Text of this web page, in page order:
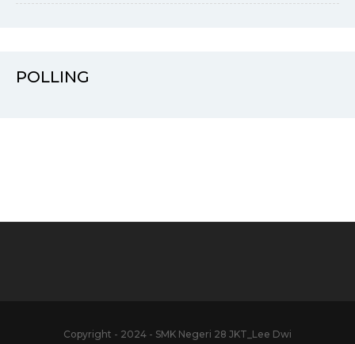
POLLING
Copyright - 2024 - SMK Negeri 28 JKT_Lee Dwi